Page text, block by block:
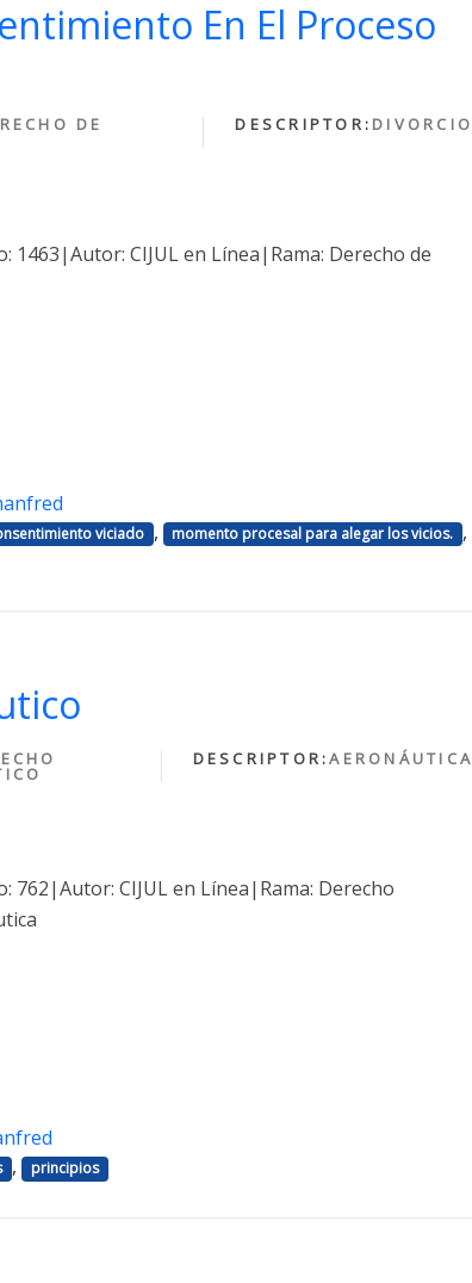
En El Proceso
DE DESCRIPTOR: DIVORCIO
1463|Autor: CIJUL en Línea|Rama: Derecho de
viciado , momento procesal para alegar los vicios. ,
DESCRIPTOR:AERONÁUTICA
762|Autor: CIJUL en Línea|Rama: Derecho
, principios